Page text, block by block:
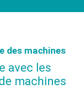
des machines
avec les
machines